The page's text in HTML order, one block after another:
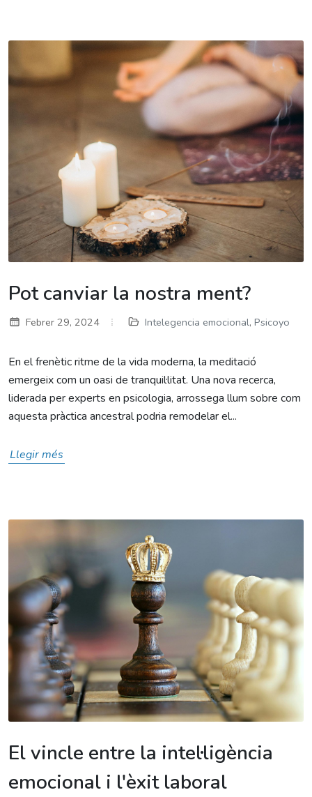
Pot canviar la nostra ment?
Febrer 29, 2024 Intelegencia emocional, Psicoyo
En el frenètic ritme de la vida moderna, la meditació
emergeix com un oasi de tranquil·litat. Una nova recerca,
liderada per experts en psicologia, arrossega llum sobre com
aquesta pràctica ancestral podria remodelar el...
Llegir més
El vincle entre la intel·ligència
emocional i l'èxit laboral